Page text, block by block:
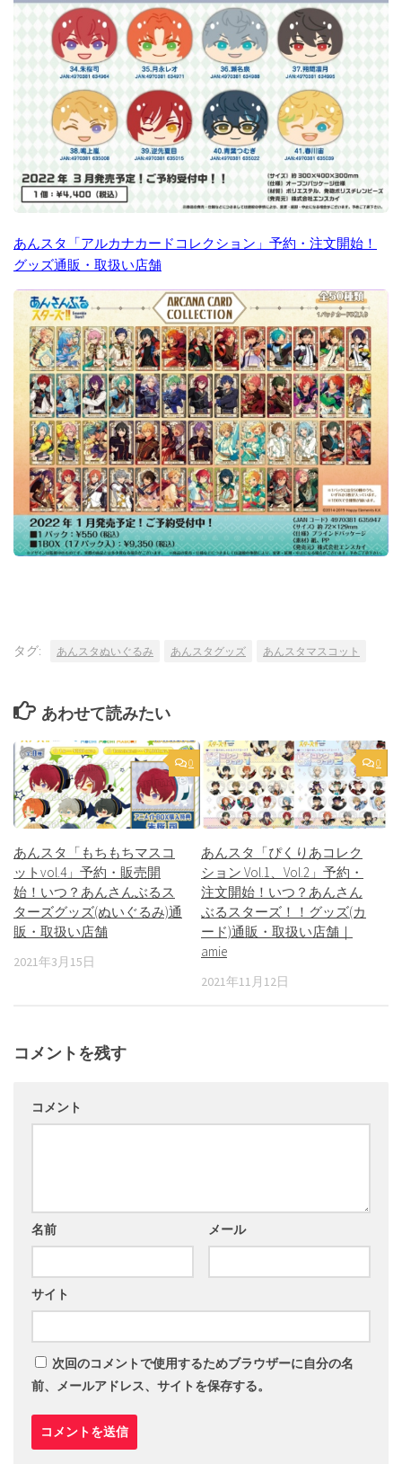
あんスタ「アルカナカードコレクション」予約・注文開始！
グッズ通販・取扱い店舗
タグ: あんスタぬいぐるみ あんスタグッズ あんスタマスコット
あわせて読みたい
0
あんスタ「もちもちマスコ
ットvol.4」予約・販売開
始！いつ？あんさんぶるス
ターズグッズ(ぬいぐるみ)通
販・取扱い店舗
2021年3月15日
0
あんスタ「ぴくりあコレク
ション Vol.1、Vol.2」予約・
注文開始！いつ？あんさん
ぶるスターズ！！グッズ(カ
ード)通販・取扱い店舗｜
amie
2021年11月12日
コメントを残す
コメント
名前 メール
サイト
次回のコメントで使用するためブラウザーに自分の名
前、メールアドレス、サイトを保存する。